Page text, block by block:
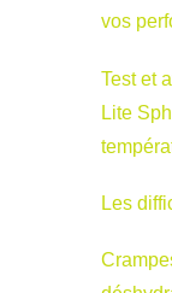
vos
Test et
Lite
Les